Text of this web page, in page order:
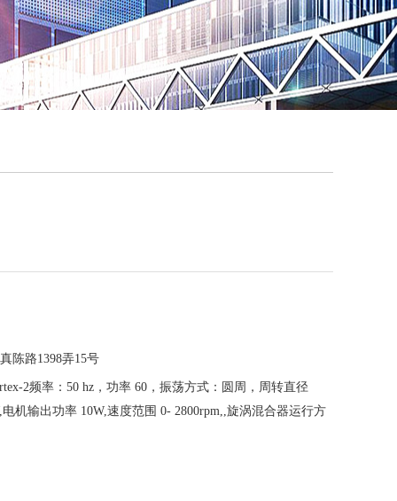
在线咨
QQ
陈路1398弄15号
2频率：50 hz，功率 60，振荡方式：圆周，周转直径
机输出功率 10W,速度范围 0- 2800rpm,,旋涡混合器运行方